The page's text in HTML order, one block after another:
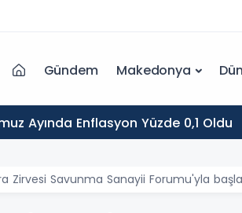
Gündem Makedonya
Ayında Enflasyon Yüzde 0,1 Oldu
Zirvesi Savunma Sanayii Forumu'yla